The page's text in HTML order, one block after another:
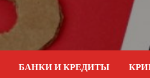
БАНКИ И КРЕДИТЫ